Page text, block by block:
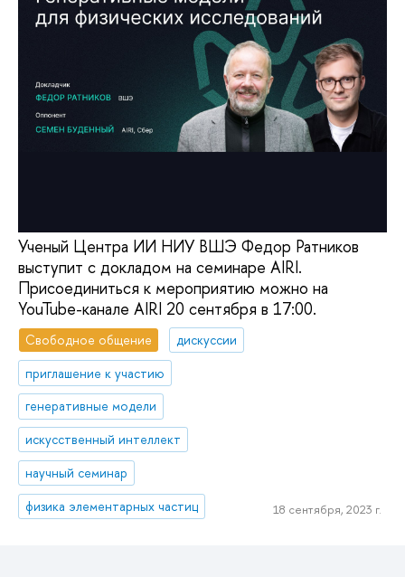
Ученый Центра ИИ НИУ ВШЭ Федор Ратников
выступит с докладом на семинаре AIRI.
Присоединиться к мероприятию можно на
YouTube-канале AIRI 20 сентября в 17:00.
Свободное общение
дискуссии
приглашение к участию
генеративные модели
искусственный интеллект
научный семинар
физика элементарных частиц
18 сентября, 2023 г.